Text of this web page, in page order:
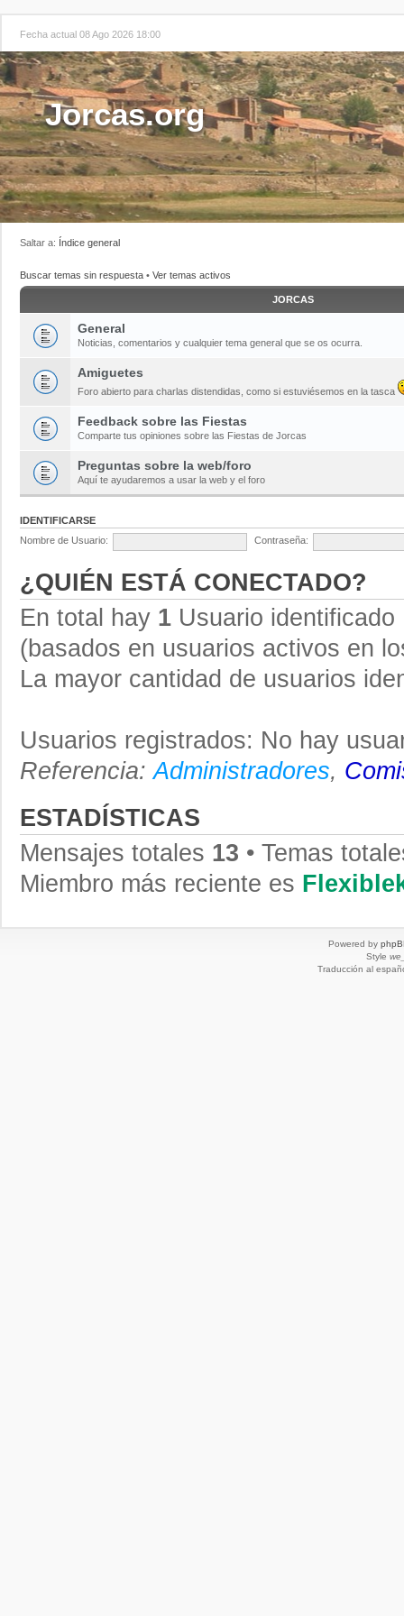
Fecha actual 08 Ago 2026 18:00
Jorcas.org
Saltar a: Índice general
Buscar temas sin respuesta • Ver temas activos
JORCAS
General
Noticias, comentarios y cualquier tema general que se os ocurra.
Amiguetes
Foro abierto para charlas distendidas, como si estuviésemos en la tasca
Feedback sobre las Fiestas
Comparte tus opiniones sobre las Fiestas de Jorcas
Preguntas sobre la web/foro
Aquí te ayudaremos a usar la web y el foro
IDENTIFICARSE
Nombre de Usuario:
Contraseña:
¿QUIÉN ESTÁ CONECTADO?
En total hay 1 Usuario
(basados en usuarios activos en
La mayor cantidad de usuarios
Usuarios registrados: No hay
Referencia:Administradores,
ESTADÍSTICAS
Mensajes totales 13 • Temas
Miembro más reciente es
Powered by
Style
Traducción al